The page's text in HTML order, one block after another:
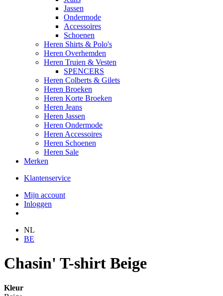
Jassen
Ondermode
Accessoires
Schoenen
Heren Shirts & Polo's
Heren Overhemden
Heren Truien & Vesten
SPENCERS
Heren Colberts & Gilets
Heren Broeken
Heren Korte Broeken
Heren Jeans
Heren Jassen
Heren Ondermode
Heren Accessoires
Heren Schoenen
Heren Sale
Merken
Klantenservice
Mijn account
Inloggen
NL
BE
Chasin' T-shirt Beige
Kleur